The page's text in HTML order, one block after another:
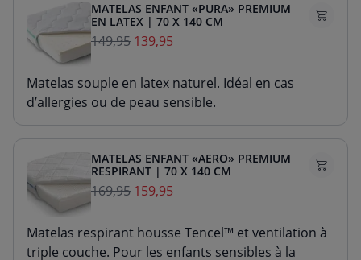
MATELAS ENFANT «PURA» PREMIUM
EN LATEX | 70 X 140 CM
149,95 139,95
Matelas souple en latex naturel. Idéal en cas
d’allergies ou de peau sensible.
MATELAS ENFANT «AERO» PREMIUM
RESPIRANT | 70 X 140 CM
169,95 159,95
Matelas respirant housse Tencel™ et ventilation à
triple couche. Pour les enfants sensibles à la